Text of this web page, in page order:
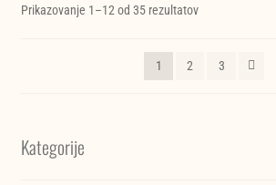
Prikazovanje 1–12 od 35 rezultatovRazvrščeno
1 2 3
Kategorije